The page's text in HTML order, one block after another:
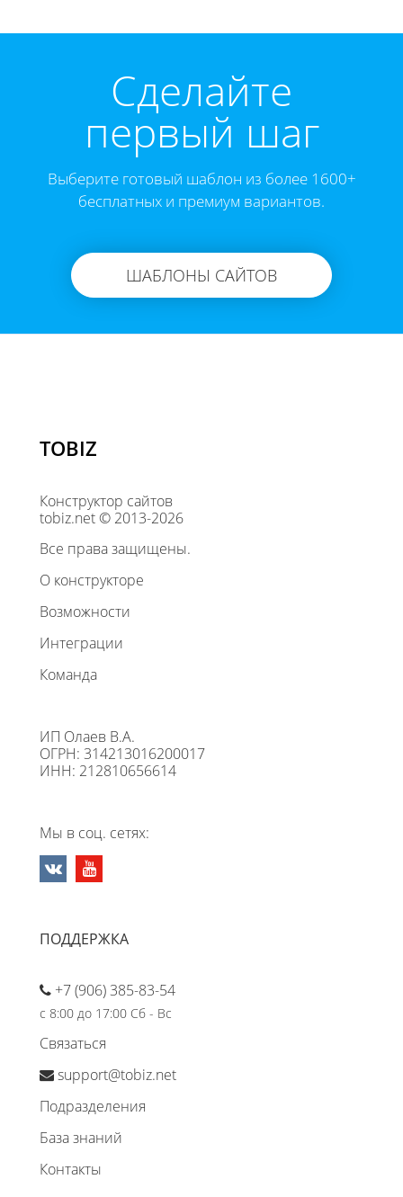
Cделайте
первый шаг
Выберите готовый шаблон из более 1600+
бесплатных и премиум вариантов.
ШАБЛОНЫ САЙТОВ
TOBIZ
Конструктор сайтов
tobiz.net © 2013-2026
Все права защищены.
О конструкторе
Возможности
Интеграции
Команда
ИП Олаев В.А.
ОГРН: 314213016200017
ИНН: 212810656614
Мы в соц. сетях:
ПОДДЕРЖКА
+7 (906) 385-83-54
с 8:00 до 17:00 Сб - Вс
Связаться
support@tobiz.net
Подразделения
База знаний
Контакты